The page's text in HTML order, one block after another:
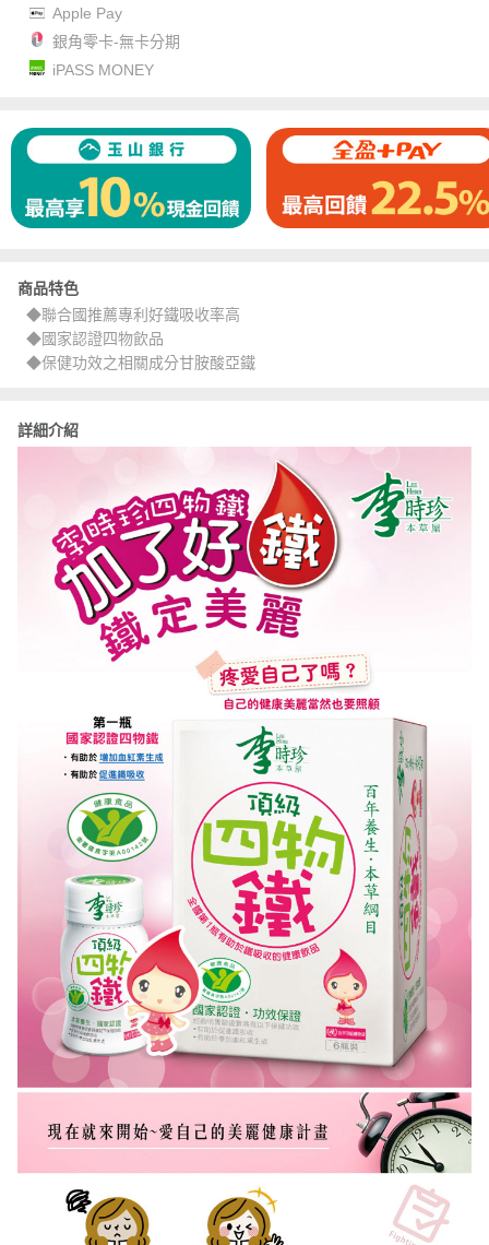
Apple Pay
銀角零卡-無卡分期
iPASS MONEY
商品特色
◆聯合國推薦專利好鐵吸收率高
◆國家認證四物飲品
◆保健功效之相關成分甘胺酸亞鐵
詳細介紹